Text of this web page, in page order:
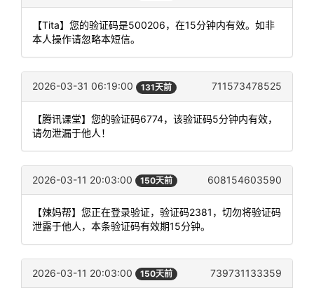
【Tita】您的验证码是500206，在15分钟内有效。如非
本人操作请忽略本短信。
2026-03-31 06:19:00 131天前 711573478525
【腾讯课堂】您的验证码6774，该验证码5分钟内有效，
请勿泄漏于他人！
2026-03-11 20:03:00 150天前 608154603590
【辣妈帮】您正在登录验证，验证码2381，切勿将验证码
泄露于他人，本条验证码有效期15分钟。
2026-03-11 20:03:00 150天前 739731133359